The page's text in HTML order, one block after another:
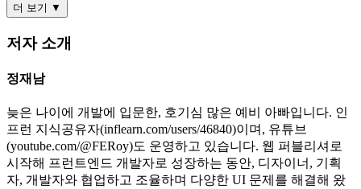
더 보기 ▼
저자 소개
정재남
늦은 나이에 개발에 입문한, 호기심 많은 예비 아빠입니다. 인
프런 지식공유자(inflearn.com/users/46840)이며, 유튜브
(youtube.com/@FERoy)도 운영하고 있습니다. 웹 퍼블리셔로
시작해 프런트엔드 개발자로 성장하는 동안, 디자이너, 기획
자, 개발자와 협업하고 조율하며 다양한 UI 문제를 해결해 왔